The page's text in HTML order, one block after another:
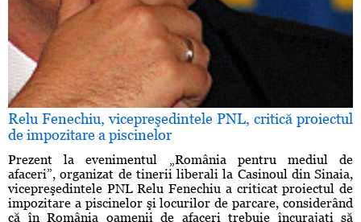
Relu Fenechiu, vicepreşedintele PNL, critică proiectul
de impozitare a piscinelor
Prezent la evenimentul „România pentru mediul de
afaceri”, organizat de tinerii liberali la Casinoul din Sinaia,
vicepreşedintele PNL Relu Fenechiu a criticat proiectul de
impozitare a piscinelor şi locurilor de parcare, considerând
că în România oamenii de afaceri trebuie încurajaţi să